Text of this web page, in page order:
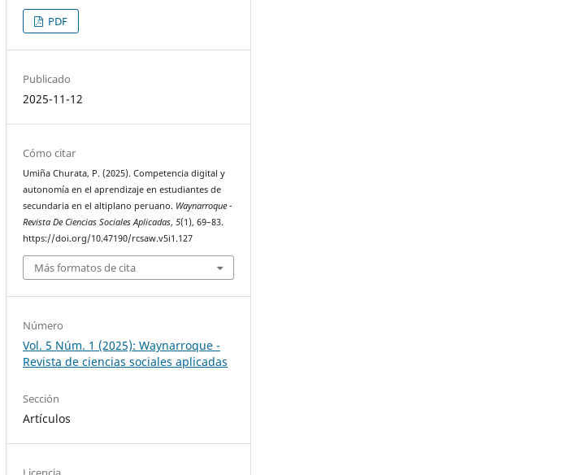
PDF
Publicado
2025-11-12
Cómo citar
Umiña Churata, P. (2025). Competencia digital y
autonomía en el aprendizaje en estudiantes de
secundaria en el altiplano peruano. Waynarroque -
Revista De Ciencias Sociales Aplicadas,5(1), 69–83.
https://doi.org/10.47190/rcsaw.v5i1.127
Más formatos de cita
Número
Vol. 5 Núm. 1 (2025): Waynarroque -
Revista de ciencias sociales aplicadas
Sección
Artículos